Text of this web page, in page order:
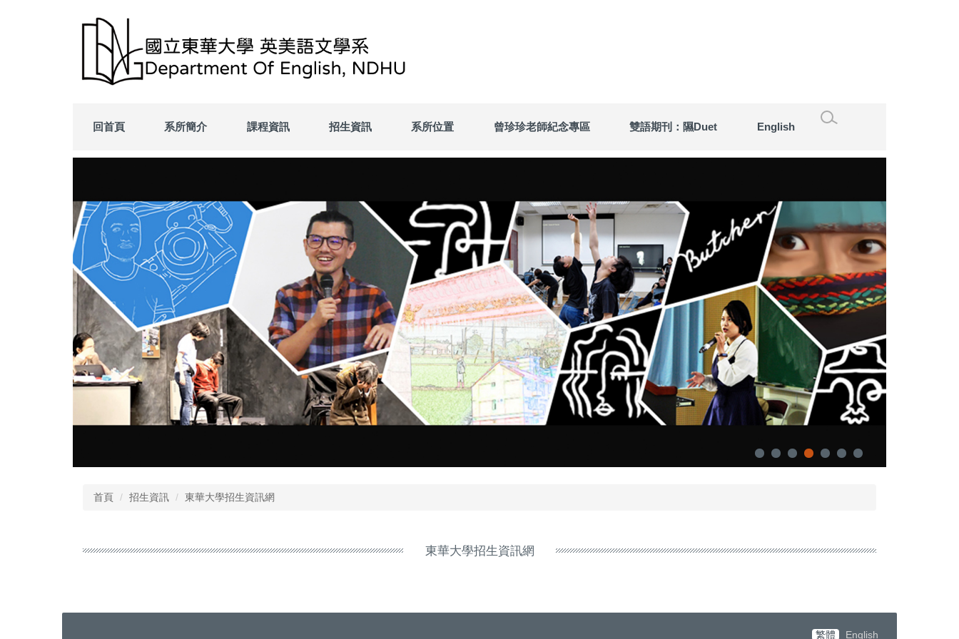
回首頁 系所簡介 課程資訊 招生資訊 系所位置 曾珍珍老師紀念專區 雙語期刊：隰Duet English
首頁 招生資訊 東華大學招生資訊網
東華大學招生資訊網
繁體 English